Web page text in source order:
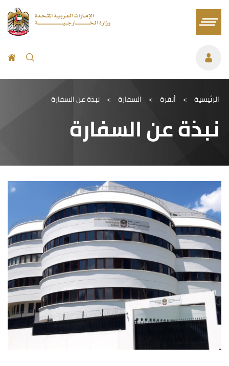
الرئيسية > أنقرة > السفارة > نبذة عن السفارة
نبذة عن السفارة